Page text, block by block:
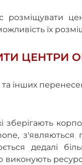
їх
ЦЕНТРИ
інших
зберігають
дедалі